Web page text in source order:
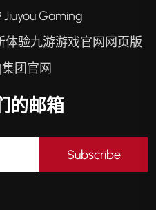
Gaming
验九游游戏官网网页版
团官网
的邮箱
Subscribe